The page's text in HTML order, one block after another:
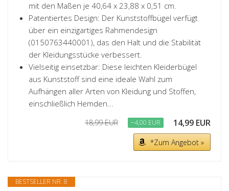
mit den Maßen je 40,64 x 23,88 x 0,51 cm.
Patentiertes Design: Der Kunststoffbügel verfügt
über ein einzigartiges Rahmendesign
(0150763440001), das den Halt und die Stabilität
der Kleidungsstücke verbessert.
Vielseitig einsetzbar: Diese leichten Kleiderbügel
aus Kunststoff sind eine ideale Wahl zum
Aufhängen aller Arten von Kleidung und Stoffen,
einschließlich Hemden...
18,99 EUR −4,00 EUR 14,99 EUR
*Zum Angebot »
BESTSELLER NR. 8